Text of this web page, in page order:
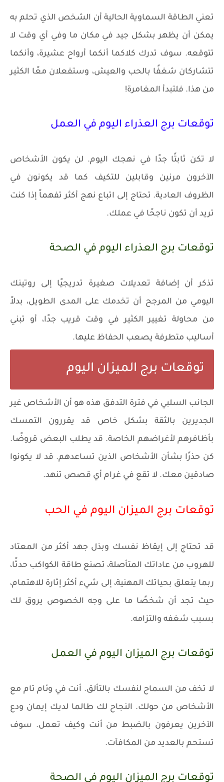
تعني الطاقة السماوية الحالية أن الشخص الذي تحلم به
يمكن أن يظهر بشكل جيد في مكان ما وفي أي وقت لا
تتوقعه. سوف تدرك كلاكما أنكما أرواح عشيرة، وأنكما
تتشاركان شغفًا بالحب والعيش، وستفعلان معًا الكثير
من هذا. فلتبدأ المغامرة!
توقعات برج العذراء اليوم في العمل
لا تكن ثابتًا جدًا في نهجك اليوم. لن يكون الأشخاص
الآخرون مرنين وقابلين للتكيف كما قد يكونون في
الظروف العادية. تحتاج إلى اتباع نهج أكثر تفهماً إذا كنت
تريد أن تكون ناجحًا في عملك.
توقعات برج العذراء اليوم في الصحة
تذكر أن إضافة تعديلات صغيرة تدريجيًا إلى روتينك
اليومي من المرجح أن تخدمك على المدى الطويل، بدلاً
من محاولة تغيير الكثير في وقت قريب جدًا، أو تبني
أساليب متطرفة يصعب الحفاظ عليها.
توقعات برج الميزان اليوم
الجانب السلبي في فترة التدفق هذه هو أن الأشخاص غير
الجديرين بالثقة بشكل خاص قد يقررون التمسك
بأظافرهم لأغراضهم الخاصة. قد يطلب البعض قروضًا.
كن حذرًا بشأن الأشخاص الذين تساعدهم. قد لا يكونوا
صادقين معك. لا تقع في غرام أي قصص تنهد.
توقعات برج الميزان اليوم في الحب
قد تحتاج إلى إيقاظ نفسك وبذل جهد أكثر من المعتاد
للهروب من عاداتك المتأصلة، تصنع طاقة الكواكب حدثًا،
ربما يتعلق بحياتك المهنية، إلى شيء أكثر إثارة للاهتمام،
حيث تجد أن شخصًا ما على وجه الخصوص يروق لك
بسبب شغفه والتزامه.
توقعات برج الميزان اليوم في العمل
لا تخف من السماح لنفسك بالتألق. أنت في وئام تام مع
الأشخاص من حولك. النجاح لك طالما لديك إيمان ودع
الآخرين يعرفون بالضبط من أنت وكيف تعمل. سوف
تستحم بالعديد من المكافآت.
توقعات برج الميزان اليوم في الصحة